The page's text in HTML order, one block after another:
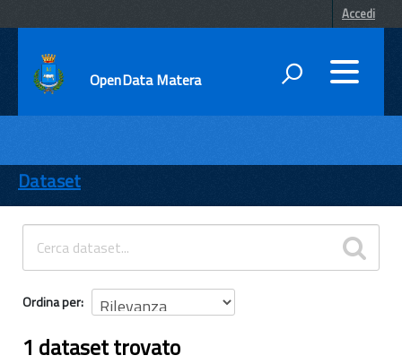
Accedi
OpenData Matera
ENTI
TEMI
INFORMAZIONI
Dataset
Ordina per
1 dataset trovato